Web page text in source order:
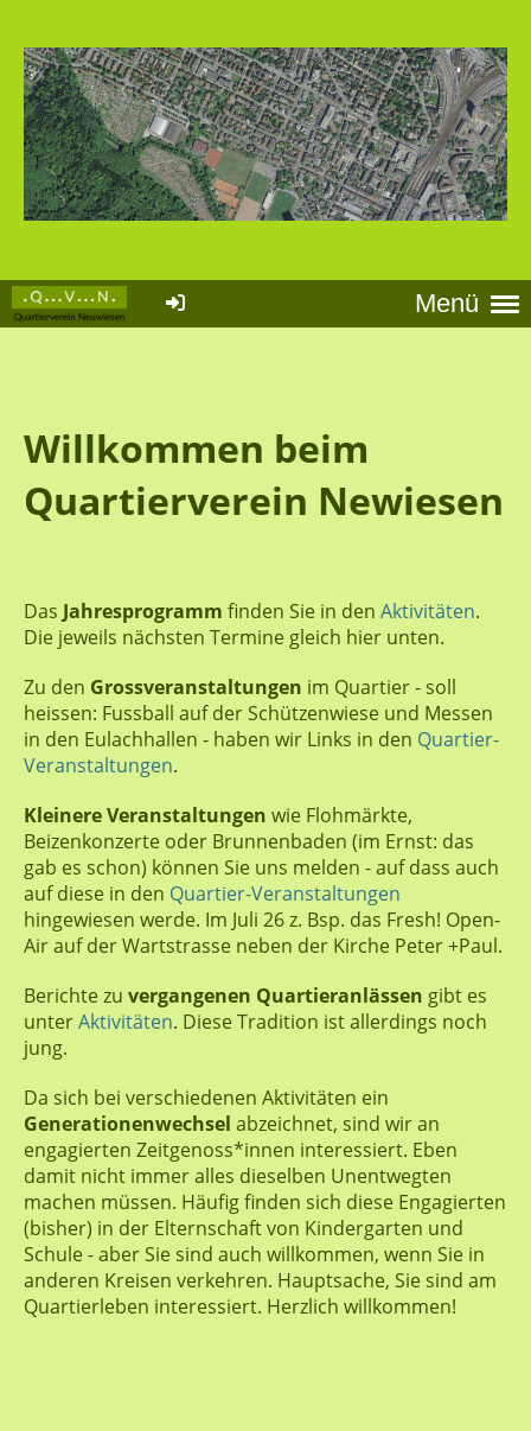
Menü
Willkommen beim
Quartierverein Newiesen
Das Jahresprogramm finden Sie in den Aktivitäten.
Die jeweils nächsten Termine gleich hier unten.
Zu den Grossveranstaltungen im Quartier - soll
heissen: Fussball auf der Schützenwiese und Messen
in den Eulachhallen - haben wir Links in den Quartier-
Veranstaltungen.
Kleinere Veranstaltungen wie Flohmärkte,
Beizenkonzerte oder Brunnenbaden (im Ernst: das
gab es schon) können Sie uns melden - auf dass auch
auf diese in den Quartier-Veranstaltungen
hingewiesen werde. Im Juli 26 z. Bsp. das Fresh! Open-
Air auf der Wartstrasse neben der Kirche Peter +Paul.
Berichte zu vergangenen Quartieranlässen gibt es
unterAktivitäten. Diese Tradition ist allerdings noch
jung.
Da sich bei verschiedenen Aktivitäten ein
Generationenwechsel abzeichnet, sind wir an
engagierten Zeitgenoss*innen interessiert. Eben
damit nicht immer alles dieselben Unentwegten
machen müssen. Häufig finden sich diese Engagierten
(bisher) in der Elternschaft von Kindergarten und
Schule - aber Sie sind auch willkommen, wenn Sie in
anderen Kreisen verkehren. Hauptsache, Sie sind am
Quartierleben interessiert. Herzlich willkommen!